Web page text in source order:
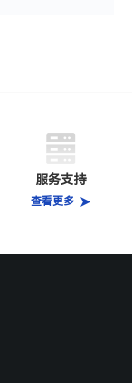
服务支持
查看更多